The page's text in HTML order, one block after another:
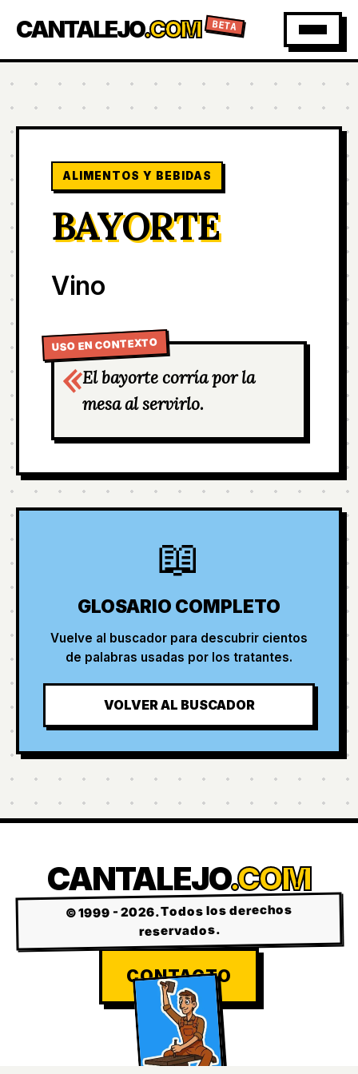
CANTALEJO.COM BETA
ALIMENTOS Y BEBIDAS
BAYORTE
Vino
USO EN CONTEXTO
El bayorte corría por la
mesa al servirlo.
📖
GLOSARIO COMPLETO
Vuelve al buscador para descubrir cientos
de palabras usadas por los tratantes.
VOLVER AL BUSCADOR
CANTALEJO.COM
© 1999 - 2026. Todos los derechos
reservados.
CONTACTO